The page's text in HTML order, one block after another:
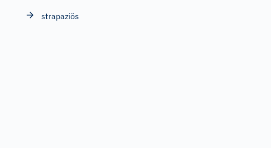
strapaziös